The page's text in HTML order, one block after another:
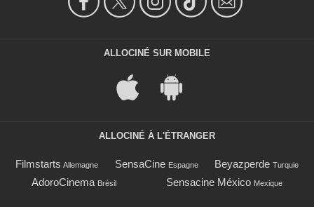
ALLOCINÉ SUR MOBILE
ALLOCINÉ À L'ÉTRANGER
Filmstarts Allemagne SensaCine Espagne Beyazperde Turquie
AdoroCinema Brésil Sensacine México Mexique